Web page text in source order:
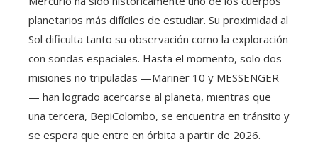
planetarios más difíciles de estudiar. Su proximidad al
Sol dificulta tanto su observación como la exploración
con sondas espaciales. Hasta el momento, solo dos
misiones no tripuladas —Mariner 10 y MESSENGER
— han logrado acercarse al planeta, mientras que
una tercera, BepiColombo, se encuentra en tránsito y
se espera que entre en órbita a partir de 2026.